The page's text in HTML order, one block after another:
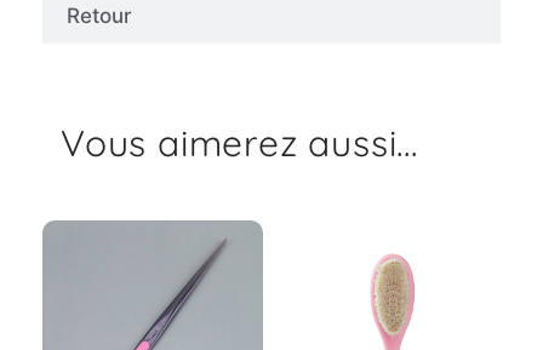
Retour
Vous aimerez aussi...